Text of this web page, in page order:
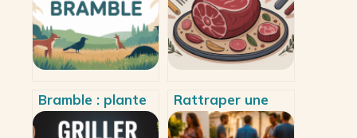
Bramble : plante
sauvage, usages,
Rattraper une
viande trop dure